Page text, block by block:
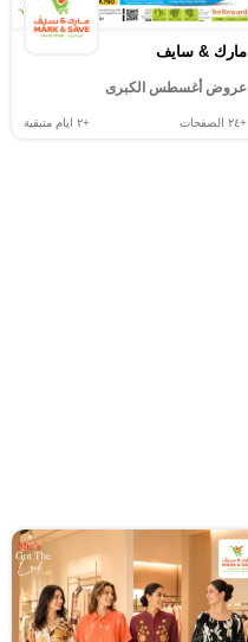
مارك & سايف
عروض أغسطس الكبرى
+٢٤ الصفحات +٢ ايام متبقية